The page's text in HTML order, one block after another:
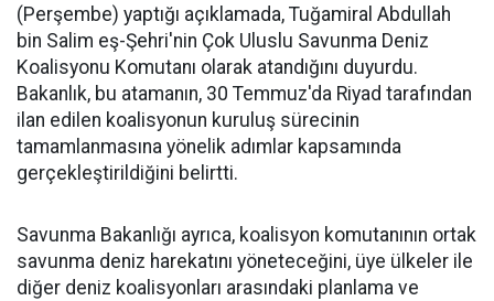
(Perşembe) yaptığı açıklamada, Tuğamiral Abdullah
bin Salim eş-Şehri'nin Çok Uluslu Savunma Deniz
Koalisyonu Komutanı olarak atandığını duyurdu.
Bakanlık, bu atamanın, 30 Temmuz'da Riyad tarafından
ilan edilen koalisyonun kuruluş sürecinin
tamamlanmasına yönelik adımlar kapsamında
gerçekleştirildiğini belirtti.
Savunma Bakanlığı ayrıca, koalisyon komutanının ortak
savunma deniz harekatını yöneteceğini, üye ülkeler ile
diğer deniz koalisyonları arasındaki planlama ve